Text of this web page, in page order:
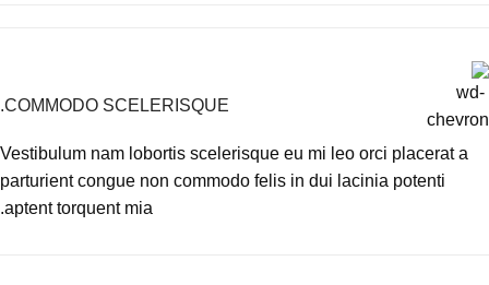
COMMODO SCELERISQUE.
Vestibulum nam lobortis scelerisque eu mi leo orci placerat a
parturient congue non commodo felis in dui lacinia potenti
aptent torquent mia.